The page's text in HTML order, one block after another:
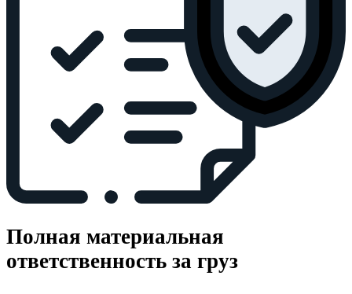
Полная материальная
ответственность за груз